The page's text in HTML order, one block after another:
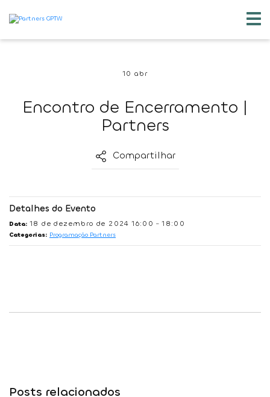
10 abr
Encontro de Encerramento |
Partners
Compartilhar
Detalhes do Evento
Data: 18 de dezembro de 2024 16:00 –18:00
Categorias: Programação Partners
Posts relacionados